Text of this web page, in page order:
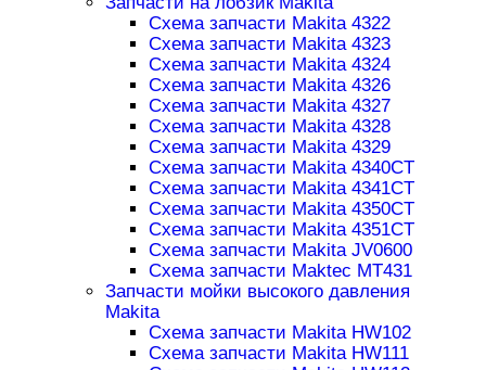
Схема запчасти Makita 4322
Схема запчасти Makita 4323
Схема запчасти Makita 4324
Схема запчасти Makita 4326
Схема запчасти Makita 4327
Схема запчасти Makita 4328
Схема запчасти Makita 4329
Схема запчасти Makita 4340CT
Схема запчасти Makita 4341CT
Схема запчасти Makita 4350CT
Схема запчасти Makita 4351CT
Схема запчасти Makita JV0600
Схема запчасти Maktec MT431
Запчасти мойки высокого давления
Makita
Схема запчасти Makita HW102
Схема запчасти Makita HW111